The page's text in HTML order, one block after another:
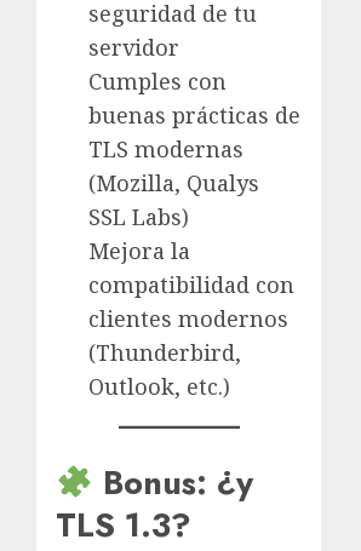
seguridad de tu
servidor
Cumples con
buenas prácticas de
TLS modernas
(Mozilla, Qualys
SSL Labs)
Mejora la
compatibilidad con
clientes modernos
(Thunderbird,
Outlook, etc.)
Bonus: ¿y
TLS 1.3?